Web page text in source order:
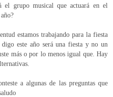
el grupo musical que actuará en el
estamos trabajando para la fiesta
este año será una fiesta y no un
más o por lo menos igual que. Hay
a algunas de las preguntas que